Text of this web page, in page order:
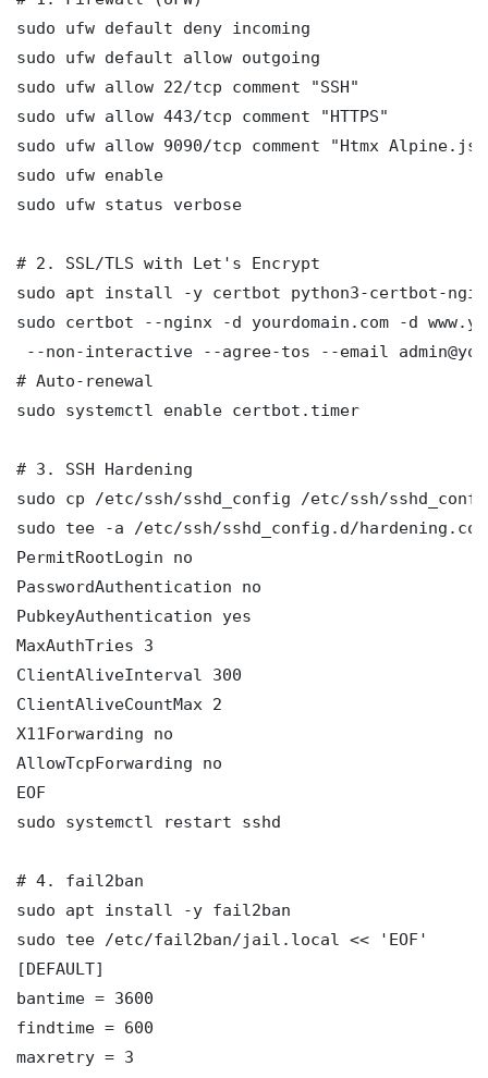
sudo ufw default deny incoming
sudo ufw default allow outgoing
sudo ufw allow 22/tcp comment "SSH"
sudo ufw allow 443/tcp comment "HTTPS"
sudo ufw allow 9090/tcp comment "Htmx
sudo ufw enable
sudo ufw status verbose
# 2. SSL/TLS with Let's Encrypt
sudo apt install -y certbot python3-certbot-
sudo certbot --nginx -d yourdomain.com -d
--non-interactive --agree-tos --email
# Auto-renewal
sudo systemctl enable certbot.timer
# 3. SSH Hardening
sudo cp /etc/ssh/sshd_config /etc/ssh/
sudo tee -a /etc/ssh/sshd_config.d/
PermitRootLogin no
PasswordAuthentication no
PubkeyAuthentication yes
MaxAuthTries 3
ClientAliveInterval 300
ClientAliveCountMax 2
X11Forwarding no
AllowTcpForwarding no
EOF
sudo systemctl restart sshd
# 4. fail2ban
sudo apt install -y fail2ban
sudo tee /etc/fail2ban/jail.local << 'EOF'
[DEFAULT]
bantime = 3600
findtime = 600
maxretry = 3